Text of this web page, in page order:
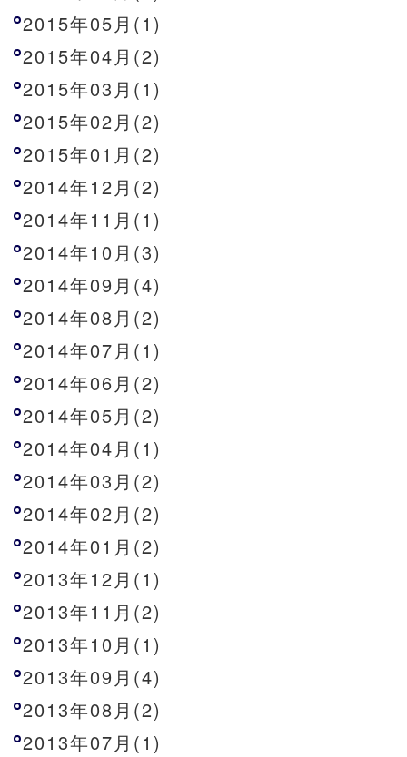
2015年05月(1)
2015年04月(2)
2015年03月(1)
2015年02月(2)
2015年01月(2)
2014年12月(2)
2014年11月(1)
2014年10月(3)
2014年09月(4)
2014年08月(2)
2014年07月(1)
2014年06月(2)
2014年05月(2)
2014年04月(1)
2014年03月(2)
2014年02月(2)
2014年01月(2)
2013年12月(1)
2013年11月(2)
2013年10月(1)
2013年09月(4)
2013年08月(2)
2013年07月(1)